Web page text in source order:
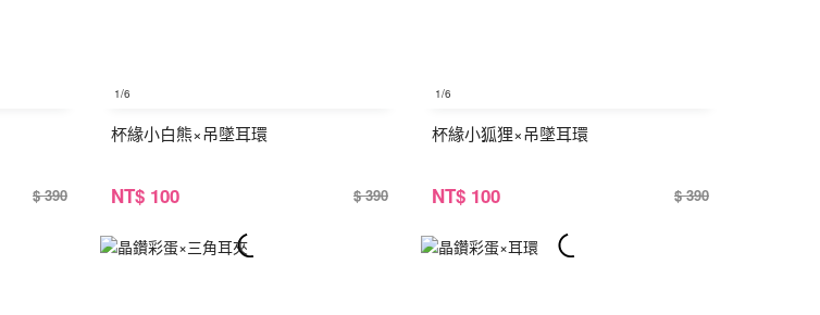
$ 390
1/6
杯緣小白熊×吊墜耳環
NT$ 100 $ 390
1/6
杯緣小狐狸×吊墜耳環
NT$ 100 $ 390